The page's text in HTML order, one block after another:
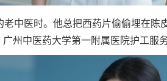
医时。他总把西药片偷偷埋在陈
州中医药大学第一附属医院护工服